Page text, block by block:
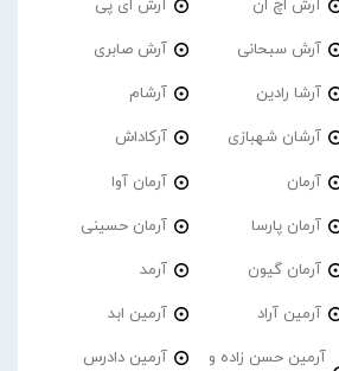
آرش اچ ان آرش ای پی
آرش سبحانی آرش صابری
آرشا رادین آرشام
آرشان شهبازی آرکاداش
آرمان آرمان آوا
آرمان پارسا آرمان حسینی
آرمان گیون آرمد
آرمین آراد آرمین ابد
آرمین حسن زاده و
آرمین دادرس